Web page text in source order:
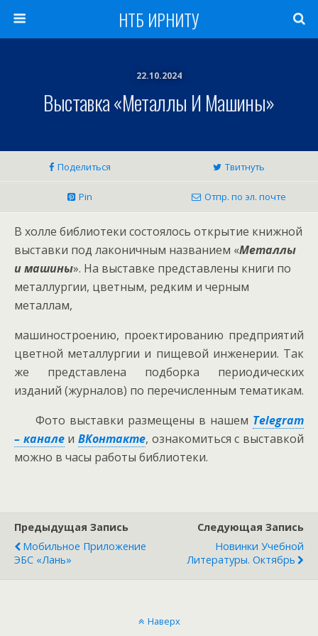
НТБ ИРНИТУ
22.10.2024
Выставка «Металлы И Машины»
Поделиться Твитнуть
Pin Отпр. по эл. почте
В холле библиотеки состоялось открытие книжной
выставки под лаконичным названием «Металлы
и машины». На выставке представлены книги по
металлургии, цветным, редким и черным
металлам,
машиностроению, проектированию предприятий
цветной металлургии и пищевой инженерии. Так
же представлена подборка периодических
изданий (журналов) по перечисленным тематикам.
Фото выставки размещены в нашем Telegram
– каналеиВКонтакте, ознакомиться с выставкой
можно в часы работы библиотеки.
Предыдущая Запись
Мобильное Приложение
ЭБС «Лань»
Следующая Запись
Новинки Учебной
Литературы. Октябрь
Наверх